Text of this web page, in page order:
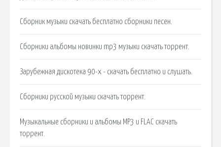
Сборник музыки скачать бесплатно сборники песен.
Сборники альбомы новинки mp3 музыки скачать торрент.
Зарубежная дискотека 90-х - скачать бесплатно и слушать.
Сборники русской музыки скачать торрент.
Музыкальные сборники и альбомы MP3 и FLAC скачать
торрент.